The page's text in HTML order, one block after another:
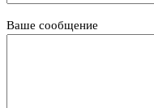
Ваше сообщение